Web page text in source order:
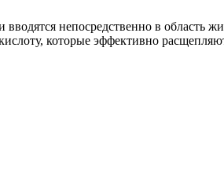
непосредственно в область
которые эффективно